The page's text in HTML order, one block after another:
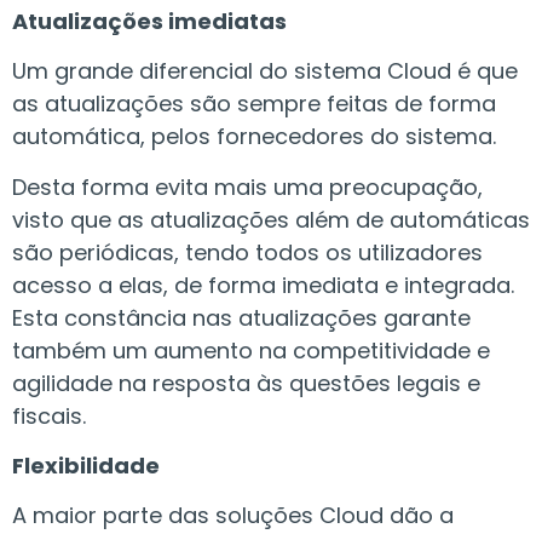
Atualizações imediatas
Um grande diferencial do sistema Cloud é que
as atualizações são sempre feitas de forma
automática, pelos fornecedores do sistema.
Desta forma evita mais uma preocupação,
visto que as atualizações além de automáticas
são periódicas, tendo todos os utilizadores
acesso a elas, de forma imediata e integrada.
Esta constância nas atualizações garante
também um aumento na competitividade e
agilidade na resposta às questões legais e
fiscais.
Flexibilidade
A maior parte das soluções Cloud dão a